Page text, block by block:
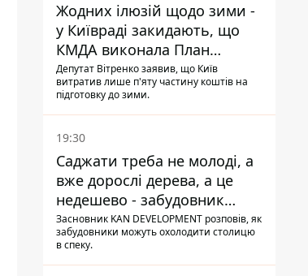
Жодних ілюзій щодо зими -
у Київраді закидають, що
КМДА виконала План
стійкості на 20%
Депутат Вітренко заявив, що Київ
витратив лише п'яту частину коштів на
підготовку до зими.
19:30
Саджати треба не молоді, а
вже дорослі дерева, а це
недешево - забудовник
Ніконов
Засновник KAN DEVELOPMENT розповів, як
забудовники можуть охолодити столицю
в спеку.